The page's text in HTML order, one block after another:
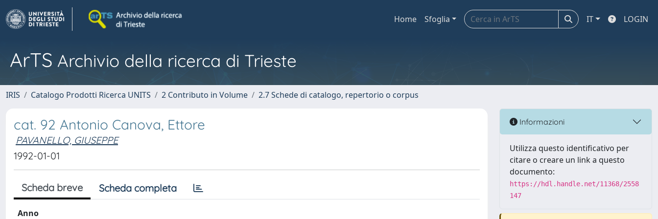
Home Sfoglia IT LOGIN
ArTS Archivio della ricerca di Trieste
IRIS Catalogo Prodotti Ricerca UNITS 2 Contributo in Volume 2.7 Schede di catalogo, repertorio o corpus
cat. 92 Antonio Canova, Ettore
PAVANELLO, GIUSEPPE
1992-01-01
Scheda breve Scheda completa
Anno
Informazioni
Utilizza questo identificativo per
citare o creare un link a questo
documento:
https://hdl.handle.net/11368/2558
147